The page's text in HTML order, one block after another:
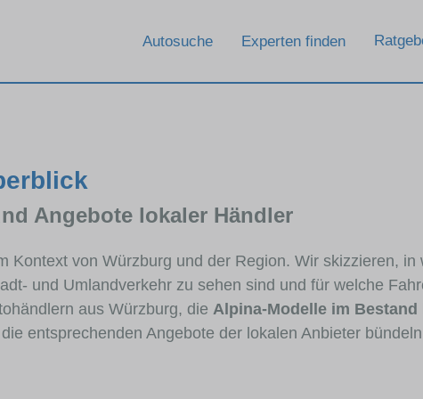
Autosuche Experten finden
Angebote lokaler Händler
Kontext von Würzburg und der Region. Wir skizzieren,
und Umlandverkehr zu sehen sind und für welche
aus Würzburg, die Alpina-Modelle im Bestand
entsprechenden Angebote der lokalen Anbieter